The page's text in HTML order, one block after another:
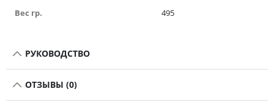
Вес гр. 495
РУКОВОДСТВО
ОТЗЫВЫ (0)